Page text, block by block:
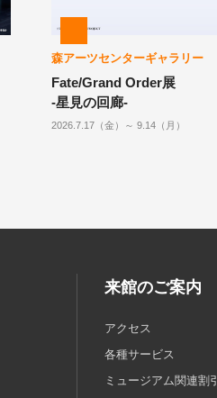
森アーツセンターギャラリー
Fate/Grand Order展
-星見の回廊-
2026.7.17（金）～ 9.14（月）
来館のご案内
アクセス
各種サービス
ミュージアム関連割引